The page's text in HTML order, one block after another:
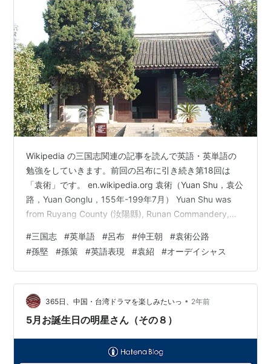
Wikipedia の三国志関連の記事を読んで英語・英単語の
勉強をしていきます。前回の呂布に引き続き第18回は
「袁術」です。 en.wikipedia.org 袁術（Yuan Shu，袁公
路，Yuan Gonglu，155年-199年7月） Yuan Shu was
from Ruyang County (汝陽縣), Runan Commandery,
family had for over four generations been a prominent
force in the Ha…
#三国志 #英単語 #呂布 #仲王朝 #袁術公路
#孫堅 #孫策 #英語表現 #袁紹 #オーデイシャス
365日、中国・台湾ドラマを楽しみたいっ • 2年前
5月お誕生日の明星さん（その８）